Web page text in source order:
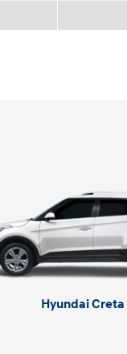
Hyundai Creta